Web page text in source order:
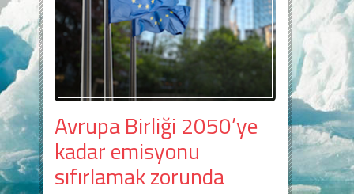
Avrupa Birliği 2050’ye
kadar emisyonu
sıfırlamak zorunda